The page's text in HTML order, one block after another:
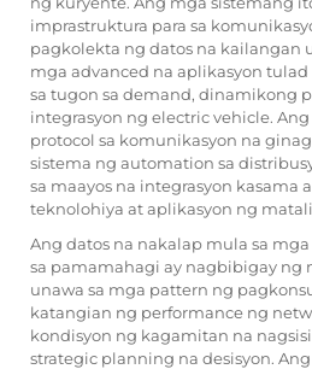
imprastruktura para sa
pagkolekta ng datos na kailangan
mga advanced na aplikasyon
sa tugon sa demand, dinamikong
integrasyon ng electric vehicle.
protocol sa komunikasyon na
sistema ng automation sa
sa maayos na integrasyon kasama
teknolohiya at aplikasyon ng
Ang datos na nakalap mula sa
sa pamamahagi ay nagbibigay ng
unawa sa mga pattern ng
katangian ng performance ng
kondisyon ng kagamitan na
strategic planning na desisyon.